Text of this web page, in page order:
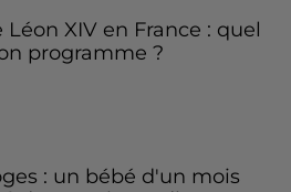
Léon XIV en France : quel
programme ?
: un bébé d'un mois